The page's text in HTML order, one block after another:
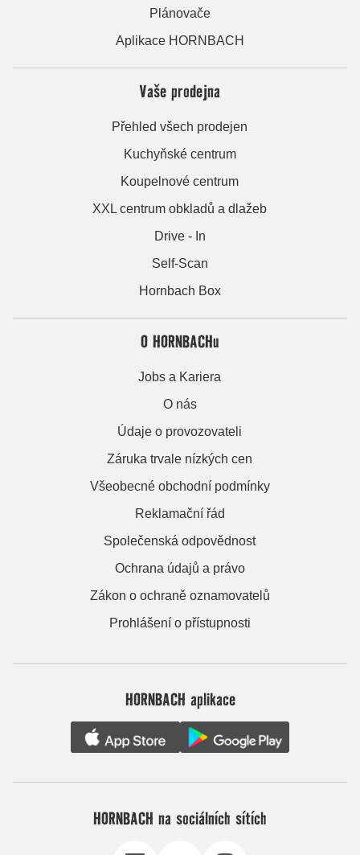
Plánovače
Aplikace HORNBACH
Vaše prodejna
Přehled všech prodejen
Kuchyňské centrum
Koupelnové centrum
XXL centrum obkladů a dlažeb
Drive - In
Self-Scan
Hornbach Box
O HORNBACHu
Jobs a Kariera
O nás
Údaje o provozovateli
Záruka trvale nízkých cen
Všeobecné obchodní podmínky
Reklamační řád
Společenská odpovědnost
Ochrana údajů a právo
Zákon o ochraně oznamovatelů
Prohlášení o přístupnosti
HORNBACH aplikace
HORNBACH na sociálních sítích